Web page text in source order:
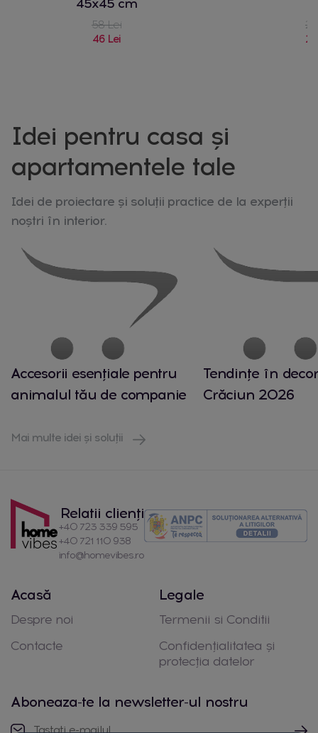
45x45 cm
58 Lei
46 Lei
Idei pentru casa și
apartamentele tale
Idei de proiectare și soluții practice de la experții
noștri în interior.
Accesorii esențiale pentru
animalul tău de companie
Tendințe în
Crăciun 2026
Mai multe idei și soluții
Relatii clienți
+40 723 339 595
+40 721 110 938
info@homevibes.ro
Acasă
Despre noi
Contacte
Legale
Termenii si Conditii
Confidențialitatea și
protecția datelor
Aboneaza-te la newsletter-ul nostru